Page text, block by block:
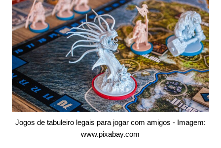
Jogos de tabuleiro legais para jogar com amigos - Imagem:
www.pixabay.com